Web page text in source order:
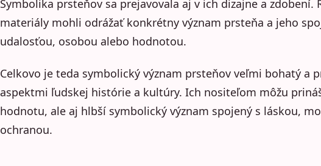
Symbolika prsteňov sa prejavovala aj v ich dizajne a zdobení.
materiály mohli odrážať konkrétny význam prsteňa a jeho
udalosťou, osobou alebo hodnotou.
Celkovo je teda symbolický význam prsteňov veľmi bohatý a
aspektmi ľudskej histórie a kultúry. Ich nositeľom môžu
hodnotu, ale aj hlbší symbolický význam spojený s láskou,
ochranou.